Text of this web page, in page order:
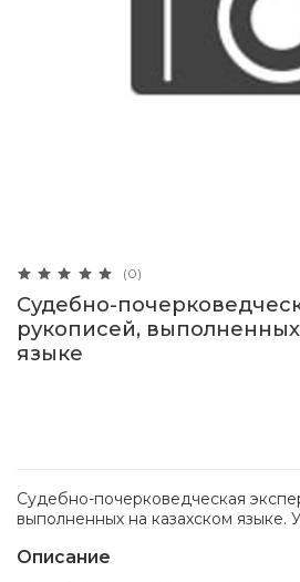
(0)
Судебно-
рукописей,
языке
Судебно-почерковедческая
выполненных на казахском языке.
Описание